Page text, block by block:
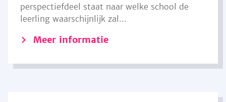
perspectiefdeel staat naar welke school de
leerling waarschijnlijk zal...
Meer informatie